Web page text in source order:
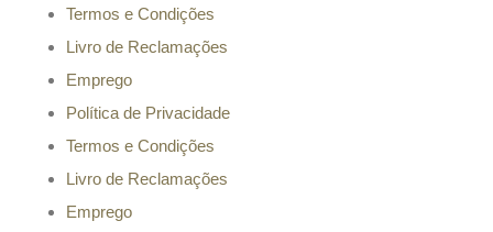
Termos e Condições
Livro de Reclamações
Emprego
Política de Privacidade
Termos e Condições
Livro de Reclamações
Emprego